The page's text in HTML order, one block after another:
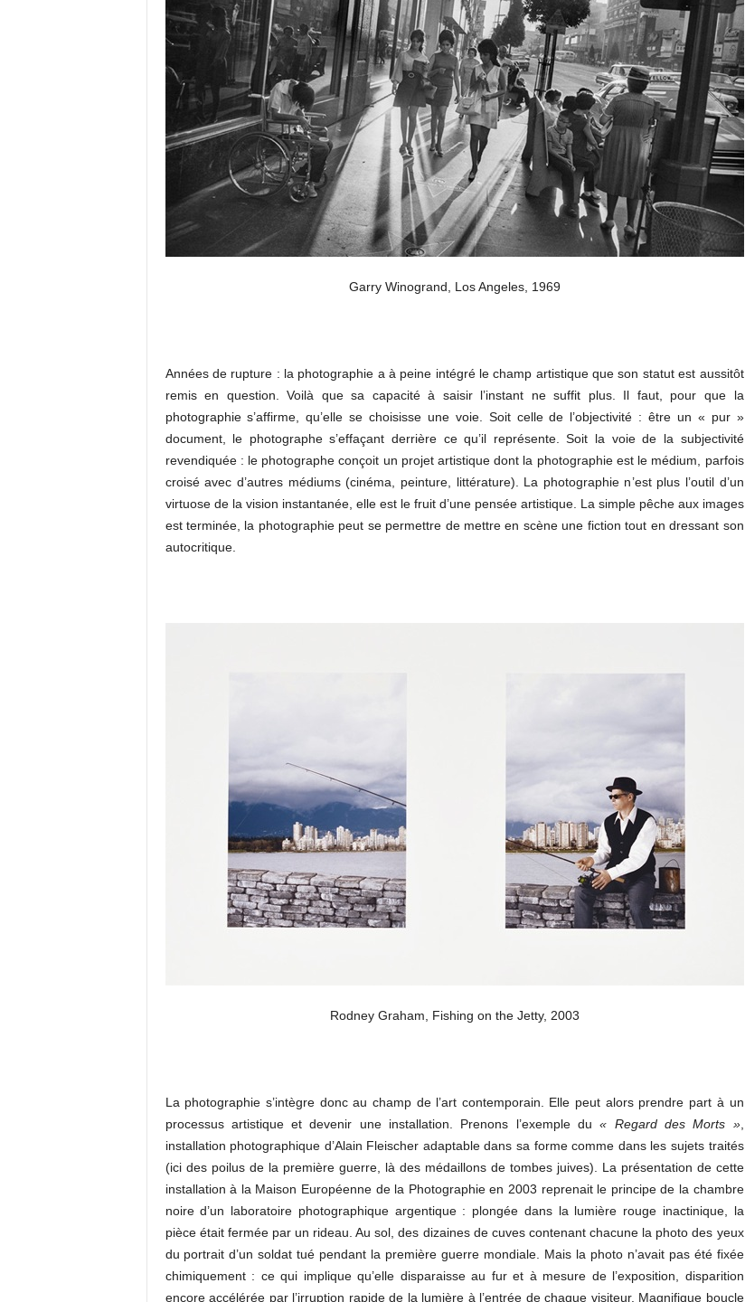
Garry Winogrand, Los Angeles, 1969
Années de rupture : la photographie a à peine intégré le champ artistique que son statut est aussitôt
remis en question. Voilà que sa capacité à saisir l’instant ne suffit plus. Il faut, pour que la
photographie s’affirme, qu’elle se choisisse une voie. Soit celle de l’objectivité : être un « pur »
document, le photographe s’effaçant derrière ce qu’il représente. Soit la voie de la subjectivité
revendiquée : le photographe conçoit un projet artistique dont la photographie est le médium, parfois
croisé avec d’autres médiums (cinéma, peinture, littérature). La photographie n’est plus l’outil d’un
virtuose de la vision instantanée, elle est le fruit d’une pensée artistique. La simple pêche aux images
est terminée, la photographie peut se permettre de mettre en scène une fiction tout en dressant son
autocritique.
Rodney Graham, Fishing on the Jetty, 2003
La photographie s’intègre donc au champ de l’art contemporain. Elle peut alors prendre part à un
processus artistique et devenir une installation. Prenons l’exemple du« Regard des Morts »,
installation photographique d’Alain Fleischer adaptable dans sa forme comme dans les sujets traités
(ici des poilus de la première guerre, là des médaillons de tombes juives). La présentation de cette
installation à la Maison Européenne de la Photographie en 2003 reprenait le principe de la chambre
noire d’un laboratoire photographique argentique : plongée dans la lumière rouge inactinique, la
pièce était fermée par un rideau. Au sol, des dizaines de cuves contenant chacune la photo des yeux
du portrait d’un soldat tué pendant la première guerre mondiale. Mais la photo n’avait pas été fixée
chimiquement : ce qui implique qu’elle disparaisse au fur et à mesure de l’exposition, disparition
encore accélérée par l’irruption rapide de la lumière à l’entrée de chaque visiteur. Magnifique boucle